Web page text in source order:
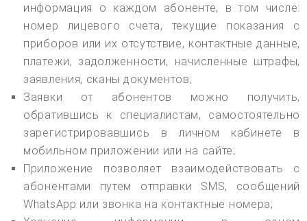
информация о каждом абоненте, в том числе:
номер лицевого счета, текущие показания с
приборов или их отсутствие, контактные данные,
платежи, задолженности, начисленные штрафы,
заявления, сканы документов;
Заявки от абонентов можно получить,
обратившись к специалистам, самостоятельно
зарегистрировавшись в личном кабинете в
мобильном приложении или на сайте;
Приложение позволяет взаимодействовать с
абонентами путем отправки SMS, сообщений
WhatsApp или звонка на контактные номера;